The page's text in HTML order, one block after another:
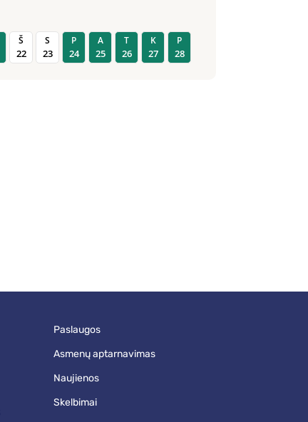
Š
22
S
23
P
24
A
25
T
26
K
27
P
28
paslaugos
asmenų aptarnavimas
naujienos
skelbimai